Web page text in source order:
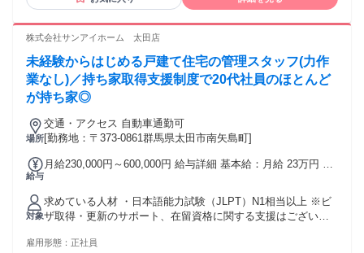
サロンで裁量を持って働きたい方 ◎お店づくりにも興味があ
からのお仕事復帰など、 ブランクがある方も歓迎！ 管理美容
株式会社サンアイホーム 太田店
未経験からはじめる戸建て住宅の管理スタッフ(力作
業なし)／持ち家取得支援制度で20代社員のほとんど
が持ち家◎
場所
交通・アクセス 自動車通勤可
[勤務地：〒373-0861群馬県太田市南矢島町]
給与
月給230,000円～600,000円 給与詳細 基本給：月給 23万円 〜
れる通勤・皆勤・家族手当金額：なし 全員に一律で支払われ
るその他手当金額：なし 月給23万円～60万円 ※経験、能力、
資格、免許などにより 優遇致します ※年齢に関係なく頑張り
を評価し昇給します
対象
求めている人材 ・日本語能力試験（JLPT）N1相当以上 ※ビ
ザ取得・更新のサポート、在留資格に関する支援はございま
専・短大卒業予定者、 第二新卒も歓迎！ ・無資格OK！ 資格
雇用形態： 正社員